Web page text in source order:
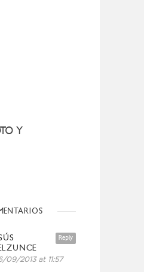
Y
Reply
09/2013 at 11:57